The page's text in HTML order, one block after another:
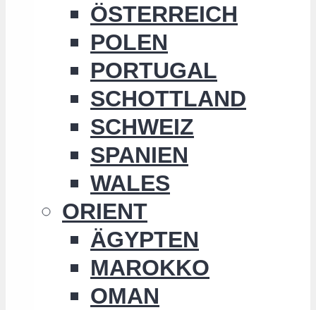
ÖSTERREICH
POLEN
PORTUGAL
SCHOTTLAND
SCHWEIZ
SPANIEN
WALES
ORIENT
ÄGYPTEN
MAROKKO
OMAN